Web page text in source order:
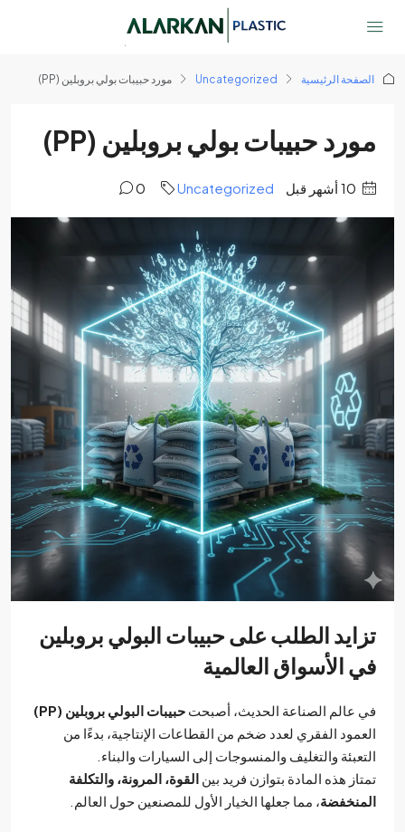
الصفحة الرئيسية Uncategorized مورد حبيبات بولي بروبلين (PP)
مورد حبيبات بولي بروبلين (PP)
Uncategorized
0
تزايد الطلب على حبيبات البولي بروبلين
في الأسواق العالمية
في عالم الصناعة الحديث، أصبحت حبيبات البولي بروبلين (PP)
العمود الفقري لعدد ضخم من القطاعات الإنتاجية، بدءًا من
التعبئة والتغليف والمنسوجات إلى السيارات والبناء.
تمتاز هذه المادة بتوازن فريد بين القوة، المرونة، والتكلفة
المنخفضة، مما جعلها الخيار الأول للمصنعين حول العالم.